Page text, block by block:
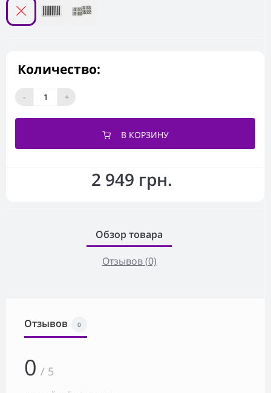
2 949 грн.
Количество:
- +
В КОРЗИНУ
Обзор товара
Отзывов (0)
Отзывов 0
0 / 5